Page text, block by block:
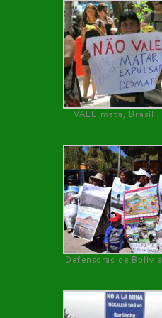
VALE mata, Brasil
Defensoras de Bolivia